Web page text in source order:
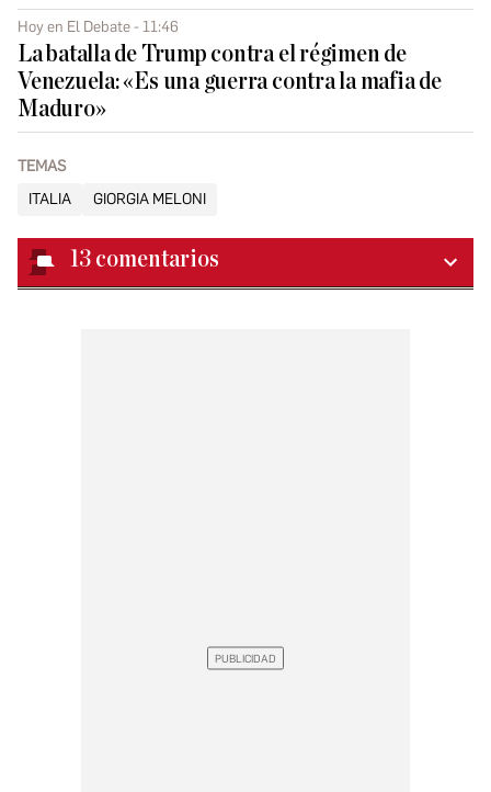
Hoy en El Debate - 11:46
La batalla de Trump contra el régimen de
Venezuela: «Es una guerra contra la mafia de
Maduro»
TEMAS
ITALIA
GIORGIA MELONI
13 comentarios